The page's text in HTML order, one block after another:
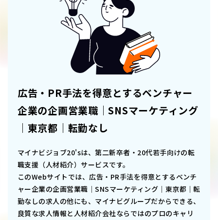
広告・PR手法を得意とするベンチャー
企業の企画営業職｜SNSマーケティング
｜東京都｜転勤なし
マイナビジョブ20'sは、第二新卒者・20代若手向けの転
職支援（人材紹介）サービスです。
このWebサイトでは、広告・PR手法を得意とするベンチ
ャー企業の企画営業職｜SNSマーケティング｜東京都｜転
勤なしの求人の他にも、マイナビグループだからできる、
良質な求人情報と人材紹介会社ならではのプロのキャリ